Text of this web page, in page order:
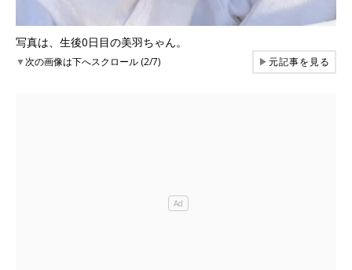
写真は、生後0日目の美羽ちゃん。
▼次の画像は下へスクロール (2/7) ▶元記事を見る